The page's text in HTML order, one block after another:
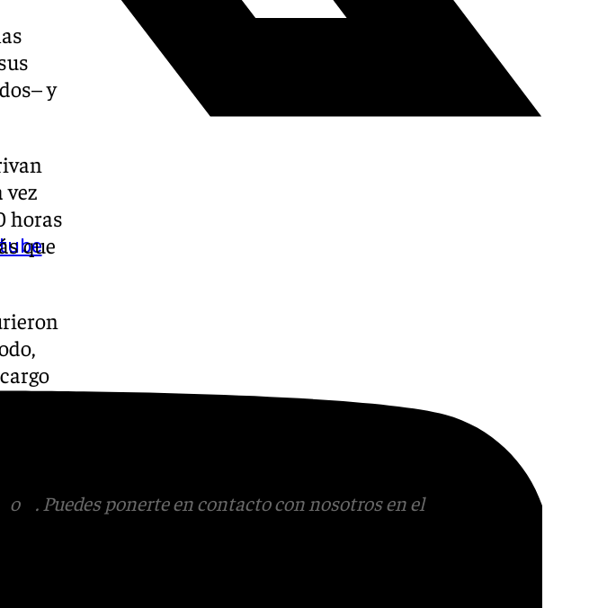
y
vez
horas
que
o
. Puedes ponerte en contacto con nosotros en el